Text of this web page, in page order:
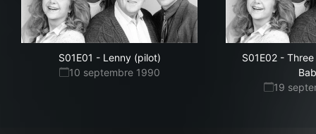
S01E01 - Lenny (pilot)
10 septembre 1990
S01E02-
19